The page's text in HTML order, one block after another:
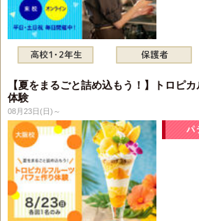
【夏をまるごと詰め込もう！】トロピ
体験
08月23日(日)～